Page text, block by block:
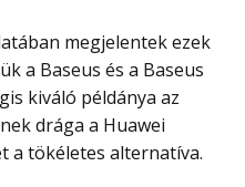
a Baseus és a Baseus
kiváló példánya az
drága a Huawei
a tökéletes alternatíva.